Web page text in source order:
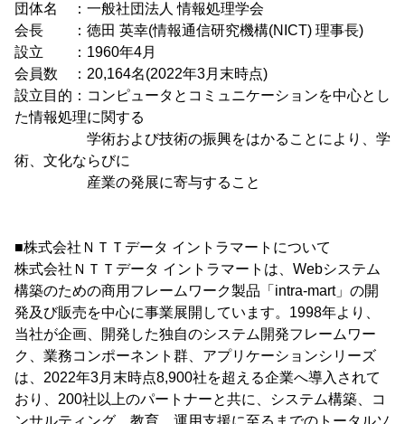
団体名 ：一般社団法人 情報処理学会
会長 ：徳田 英幸(情報通信研究機構(NICT) 理事長)
設立 ：1960年4月
会員数 ：20,164名(2022年3月末時点)
設立目的：コンピュータとコミュニケーションを中心とし
た情報処理に関する
学術および技術の振興をはかることにより、学
術、文化ならびに
産業の発展に寄与すること
■株式会社ＮＴＴデータ イントラマートについて
株式会社ＮＴＴデータ イントラマートは、Webシステム
構築のための商用フレームワーク製品「intra-mart」の開
発及び販売を中心に事業展開しています。1998年より、
当社が企画、開発した独自のシステム開発フレームワー
ク、業務コンポーネント群、アプリケーションシリーズ
は、2022年3月末時点8,900社を超える企業へ導入されて
おり、200社以上のパートナーと共に、システム構築、コ
ンサルティング、教育、運用支援に至るまでのトータルソ